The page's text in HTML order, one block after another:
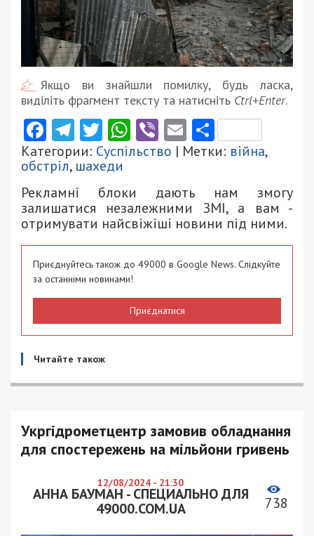
Якщо ви знайшли помилку, будь ласка,
виділіть фрагмент тексту та натисніть Ctrl+Enter.
Facebook
Telegram
Twitter
WhatsApp
ViberEmail
Категории: Суспільство | Метки: війна,
обстріл, шахеди
Рекламні блоки дають нам змогу
залишатися незалежними ЗМІ, а вам -
отримувати найсвіжіші новини під ними.
Приєднуйтесь також до 49000 в Google News. Слідкуйте
за останніми новинами!
Приєднатися
Читайте також
Укргідрометцентр замовив обладнання
для спостережень на мільйони гривень
12/08/2024 - 21:30
АННА БАУМАН - СПЕЦИАЛЬНО ДЛЯ
49000.COM.UA
738